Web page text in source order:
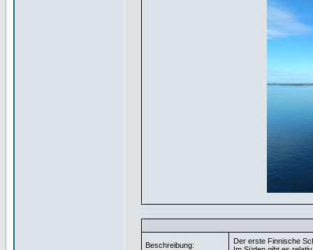
Beschreibung:
Der erste Finnische